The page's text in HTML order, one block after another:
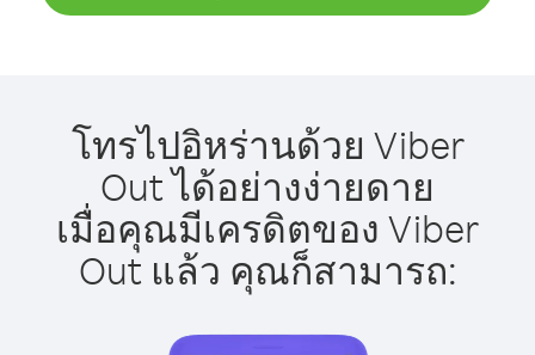
โทรไปอิหร่านด้วย Viber
Out ได้อย่างง่ายดาย
เมื่อคุณมีเครดิตของ Viber
Out แล้ว คุณก็สามารถ: